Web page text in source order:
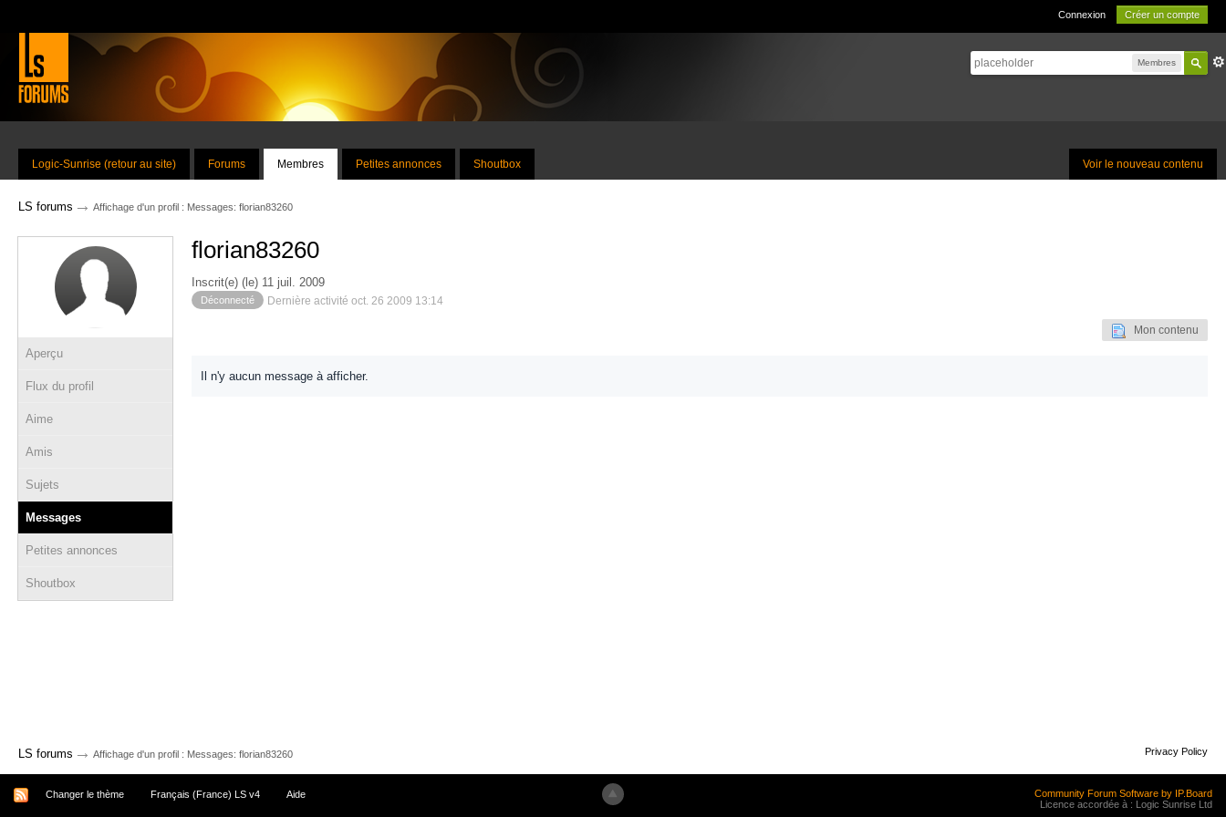
Connexion Créer un compte
Membres
Voir le nouveau contenu
Logic-Sunrise (retour au site) Forums Membres Petites annonces Shoutbox
LS forums → Affichage d'un profil : Messages: florian83260
Aperçu
Flux du profil
Aime
Amis
Sujets
Messages
Petites annonces
Shoutbox
florian83260
Inscrit(e) (le) 11 juil. 2009
Déconnecté Dernière activité oct. 26 2009 13:14
Mon contenu
Il n'y aucun message à afficher.
LS forums → Affichage d'un profil : Messages: florian83260 Privacy Policy
Changer le thème Français (France) LS v4 Aide
Community Forum Software by IP.Board
Licence accordée à : Logic Sunrise Ltd